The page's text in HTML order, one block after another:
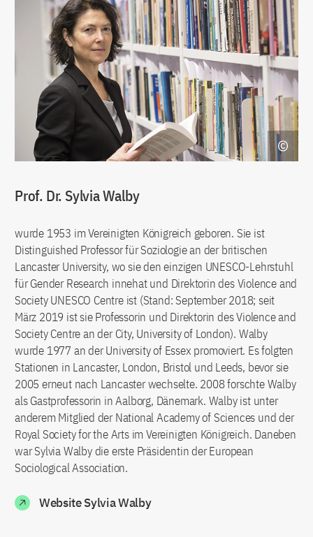
Prof. Dr. Sylvia Walby
wurde 1953 im Vereinigten Königreich geboren. Sie ist
Distinguished Professor für Soziologie an der britischen
Lancaster University, wo sie den einzigen UNESCO-Lehrstuhl
für Gender Research innehat und Direktorin des Violence and
Society UNESCO Centre ist (Stand: September 2018; seit
März 2019 ist sie Professorin und Direktorin des Violence and
Society Centre an der City, University of London). Walby
wurde 1977 an der University of Essex promoviert. Es folgten
Stationen in Lancaster, London, Bristol und Leeds, bevor sie
2005 erneut nach Lancaster wechselte. 2008 forschte Walby
als Gastprofessorin in Aalborg, Dänemark. Walby ist unter
anderem Mitglied der National Academy of Sciences und der
Royal Society for the Arts im Vereinigten Königreich. Daneben
war Sylvia Walby die erste Präsidentin der European
Sociological Association.
Website Sylvia Walby